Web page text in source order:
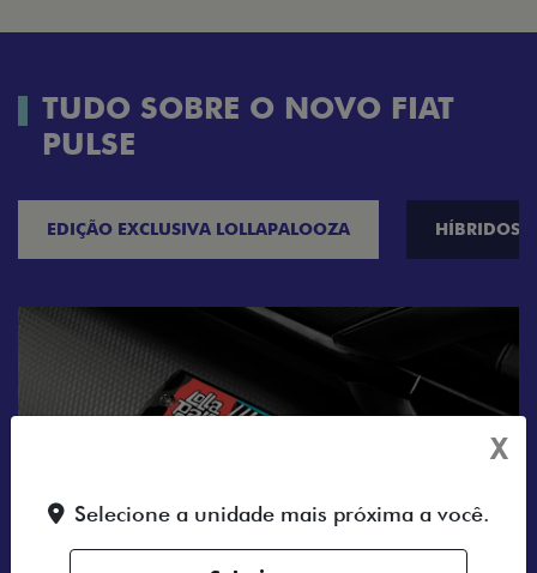
TUDO SOBRE O NOVO FIAT
PULSE
EDIÇÃO EXCLUSIVA LOLLAPALOOZA HÍBRIDOS
X
Selecione a unidade mais próxima a você.